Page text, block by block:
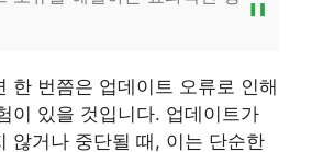
한 번쯤은 업데이트 오류로 인해
이 있을 것입니다. 업데이트가
않거나 중단될 때, 이는 단순한